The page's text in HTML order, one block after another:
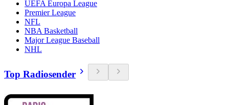
UEFA Europa League
Premier League
NFL
NBA Basketball
Major League Baseball
NHL
Top Radiosender